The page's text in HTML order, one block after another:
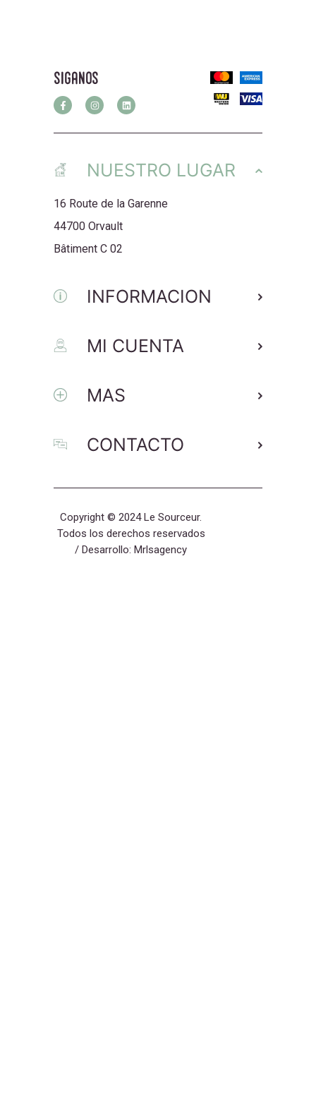
siganos
NUESTRO LUGAR
16 Route de la Garenne
44700 Orvault
Bâtiment C 02
INFORMACION
MI CUENTA
MAS
CONTACTO
Copyright © 2024 Le Sourceur.
Todos los derechos reservados
/ Desarrollo: Mrlsagency